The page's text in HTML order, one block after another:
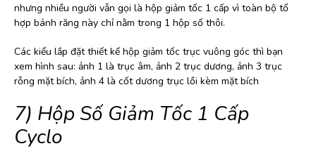
nhưng nhiều người vẫn gọi là hộp giảm tốc 1 cấp vì toàn bộ tổ
hợp bánh răng này chỉ nằm trong 1 hộp số thôi.
Các kiểu lắp đặt thiết kế hộp giảm tốc trục vuông góc thì bạn
xem hình sau: ảnh 1 là trục âm, ảnh 2 trục dương, ảnh 3 trục
rỗng mặt bích, ảnh 4 là cốt dương trục lồi kèm mặt bích
7) Hộp Số Giảm Tốc 1 Cấp
Cyclo